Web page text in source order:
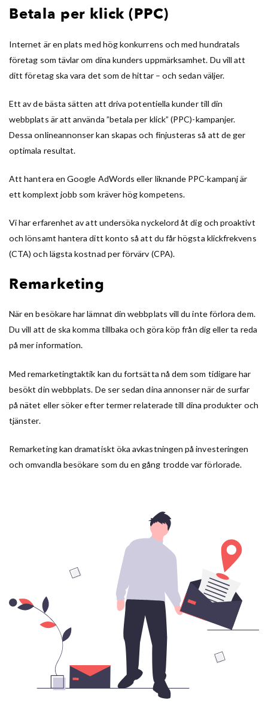
Betala per klick (PPC)
Internet är en plats med hög konkurrens och med hundratals
företag som tävlar om dina kunders uppmärksamhet. Du vill att
ditt företag ska vara det som de hittar – och sedan väljer.
Ett av de bästa sätten att driva potentiella kunder till din
webbplats är att använda ”betala per klick” (PPC)-kampanjer.
Dessa onlineannonser kan skapas och finjusteras så att de ger
optimala resultat.
Att hantera en Google AdWords eller liknande PPC-kampanj är
ett komplext jobb som kräver hög kompetens.
Vi har erfarenhet av att undersöka nyckelord åt dig och proaktivt
och lönsamt hantera ditt konto så att du får högsta klickfrekvens
(CTA) och lägsta kostnad per förvärv (CPA).
Remarketing
När en besökare har lämnat din webbplats vill du inte förlora dem.
Du vill att de ska komma tillbaka och göra köp från dig eller ta reda
på mer information.
Med remarketingtaktik kan du fortsätta nå dem som tidigare har
besökt din webbplats. De ser sedan dina annonser när de surfar
på nätet eller söker efter termer relaterade till dina produkter och
tjänster.
Remarketing kan dramatiskt öka avkastningen på investeringen
och omvandla besökare som du en gång trodde var förlorade.